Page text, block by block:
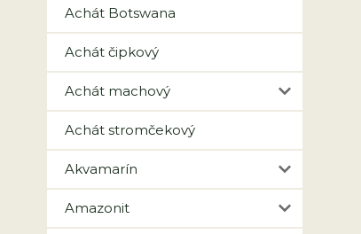
Achát Botswana
Achát čipkový
Achát machový
Achát stromčekový
Akvamarín
Amazonit